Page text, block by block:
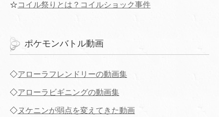
☆コイル祭りとは？コイルショック事件
ポケモンバトル動画
◇アローラフレンドリーの動画集
◇アローラビギニングの動画集
◇ヌケニンが弱点を変えてきた動画